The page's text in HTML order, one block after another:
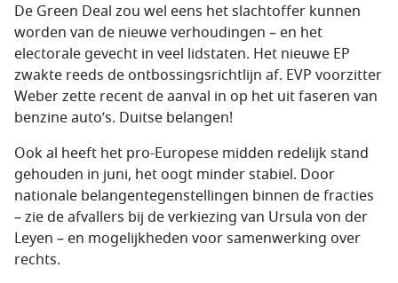
De Green Deal zou wel eens het slachtoffer kunnen
worden van de nieuwe verhoudingen – en het
electorale gevecht in veel lidstaten. Het nieuwe EP
zwakte reeds de ontbossingsrichtlijn af. EVP voorzitter
Weber zette recent de aanval in op het uit faseren van
benzine auto’s. Duitse belangen!
Ook al heeft het pro-Europese midden redelijk stand
gehouden in juni, het oogt minder stabiel. Door
nationale belangentegenstellingen binnen de fracties
– zie de afvallers bij de verkiezing van Ursula von der
Leyen – en mogelijkheden voor samenwerking over
rechts.